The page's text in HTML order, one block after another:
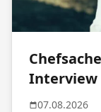
Interview
07.08.2026